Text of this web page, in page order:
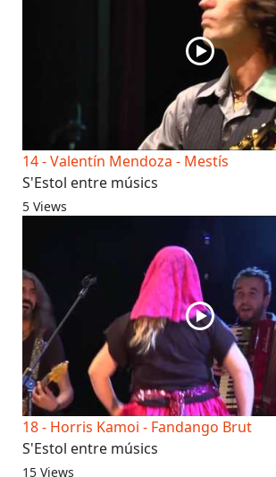
14 - Valentín Mendoza - Mestís
S'Estol entre músics
5 Views
18 - Horris Kamoi - Fandango Brut
S'Estol entre músics
15 Views